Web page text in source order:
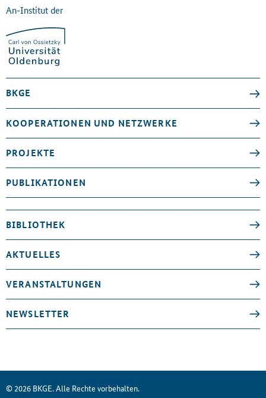
An-Institut der
BKGE
KOOPERATIONEN UND NETZWERKE
PROJEKTE
PUBLIKATIONEN
BIBLIOTHEK
AKTUELLES
VERANSTALTUNGEN
NEWSLETTER
© 2026 BKGE. Alle Rechte vorbehalten.